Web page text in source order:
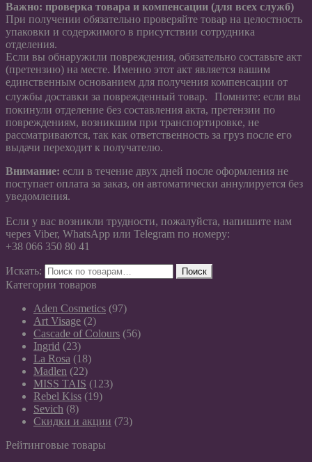
Важно: проверка товара и компенсации (для всех служб)
При получении обязательно проверяйте товар на целостность
упаковки и содержимого в присутствии сотрудника
отделения.
Если вы обнаружили повреждения, обязательно составьте акт
(претензию) на месте. Именно этот акт является вашим
единственным основанием для получения компенсации от
службы доставки за поврежденный товар. Помните: если вы
покинули отделение без составления акта, претензии по
повреждениям, возникшим при транспортировке, не
рассматриваются, так как ответственность за груз после его
выдачи переходит к получателю.
Внимание: если в течение двух дней после оформления не
поступает оплата за заказ, он автоматически аннулируется без
уведомления.
Если у вас возникли трудности, пожалуйста, напишите нам
через Viber, WhatsApp или Telegram по номеру:
+38 066 350 80 41
Искать: Поиск
Категории товаров
Aden Cosmetics (97)
Art Visage (2)
Cascade of Colours (56)
Ingrid (23)
La Rosa (18)
Madlen (22)
MISS TAIS (123)
Rebel Kiss (19)
Sevich (8)
Скидки и акции (73)
Рейтинговые товары